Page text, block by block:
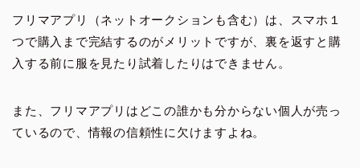
フリマアプリ（ネットオークションも含む）は、スマホ１
つで購入まで完結するのがメリットですが、裏を返すと購
入する前に服を見たり試着したりはできません。
また、フリマアプリはどこの誰かも分からない個人が売っ
ているので、情報の信頼性に欠けますよね。